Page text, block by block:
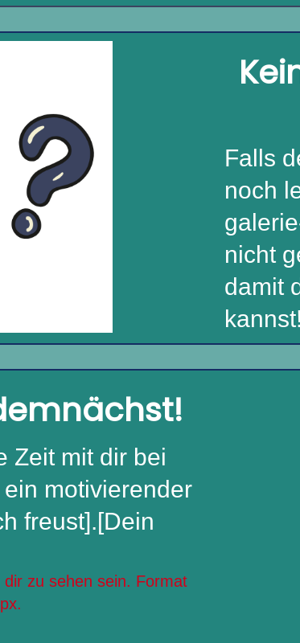
Falls
noch
nicht
damit
kannst!
Zeit mit dir bei
motivierender
freust].[Dein
zu sehen sein. Format